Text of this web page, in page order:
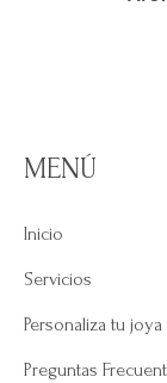
MENÚ
Inicio
Servicios
Personaliza tu joya
Preguntas